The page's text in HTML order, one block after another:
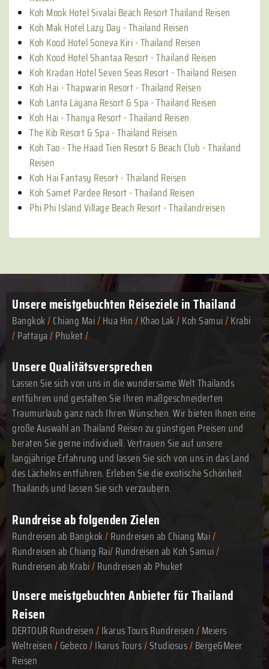
Koh Mook Hotel Sivalai Beach Resort Thailand Reisen
Koh Mak Hotel Lazy Day - Thailand Reisen
Koh Kood Hotel Soneva Kiri - Thailand Reisen
Koh Kood Hotel Shantaa Resort - Thailand Reisen
Koh Kradan Hotel Seven Seas Resort - Thailand Reisen
Koh Hai - Thapwarin Resort - Thailand Reisen
Koh Lanta Layana Resort & Spa - Thailand Reisen
Koh Hai - Thanya Resort - Thailand Reisen
The Kib Resort & Spa - Thailand Reisen
Koh Tao - The Haad Tien Resort & Beach Club - Thailand
Reisen
Koh Hai Fantasy Resort - Thailand Reisen
Koh Samet Pardee Resort - Thailand Reisen
Phi Phi Island Village Beach Resort - Thailandreisen
Unsere meistgebuchten Reiseziele in Thailand
Bangkok/Chiang Mai/Hua Hin/Khao Lak/Koh Samui/Krabi
/Pattaya/Phuket/
Unsere Qualitätsversprechen
Lassen Sie sich von uns in die wundersame Welt Thailands
entführen und gestalten Sie Ihren maßgeschneiderten
Traumurlaub ganz nach Ihren Wünschen. Wir bieten Ihnen eine
große Auswahl an Thailand Reisen zu günstigen Preisen und
beraten Sie gerne individuell. Vertrauen Sie auf unsere
langjährige Erfahrung und lassen Sie sich von uns in das Land
des Lächelns entführen. Erleben Sie die exotische Schönheit
Thailands und lassen Sie sich verzaubern.
Rundreise ab folgenden Zielen
Rundreisen ab Bangkok/Rundreisen ab Chiang Mai/
Rundreisen ab Chiang Rai/Rundreisen ab Koh Samui/
Rundreisen ab Krabi/Rundreisen ab Phuket
Unsere meistgebuchten Anbieter für Thailand
Reisen
DERTOUR Rundreisen/Ikarus Tours Rundreisen/Meiers
Weltreisen/Gebeco/Ikarus Tours/Studiosus/Berge&Meer
Reisen